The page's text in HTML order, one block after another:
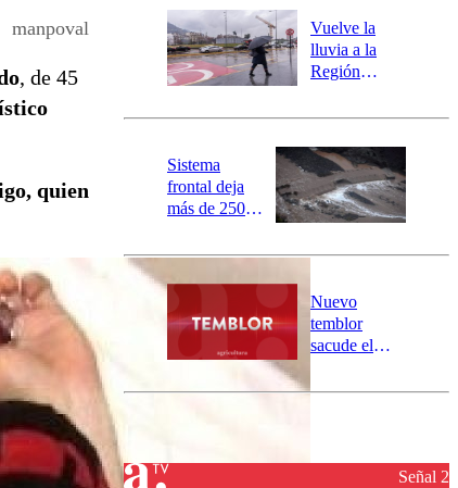
manpoval
, de 45
quien
río Damas:
activa
mensajería
SAE
Vuelve la
lluvia a la
Región
este es el
la DMC para
este viernes
Sistema
frontal deja
más de 250
y 317
aisladas entre
Valparaíso y
Los Ríos
Nuevo
temblor
sacude el
revisa la
Señal 2